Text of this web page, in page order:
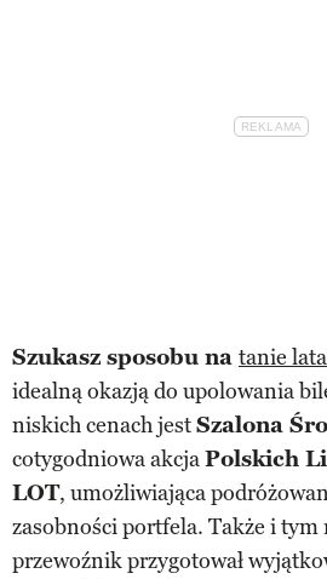
Szukasz sposobu na tanie
idealną okazją do upolowania
niskich cenach jestSzalona
cotygodniowa akcjaPolskich
LOT, umożliwiająca
zasobności portfela. Także i tym
przewoźnik przygotował